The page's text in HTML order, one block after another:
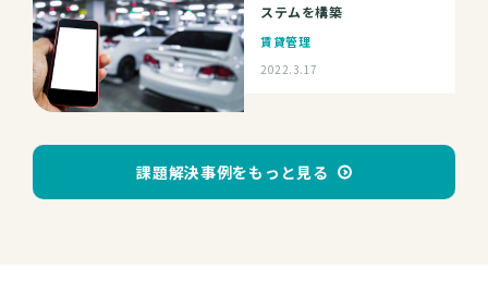
ステムを構築
賃貸管理
2022.3.17
課題解決事例をもっと見る